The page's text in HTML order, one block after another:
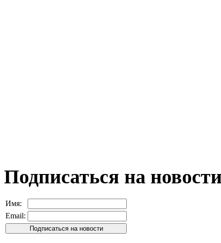
Подписаться на
Имя:
Email: